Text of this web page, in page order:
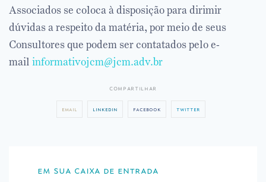
Associados se coloca à disposição para dirimir
dúvidas a respeito da matéria, por meio de seus
Consultores que podem ser contatados pelo e-
mail informativojcm@jcm.adv.br
compartilhar
email linkedin facebook twitter
em sua caixa de entrada